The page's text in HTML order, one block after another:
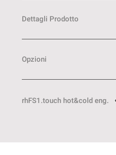
Dettagli Prodotto
Opzioni
rhFS1.touch hot&cold eng.